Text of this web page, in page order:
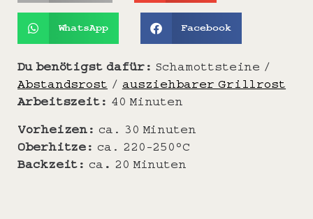
WhatsApp Facebook
Du benötigst dafür: Schamottsteine /
Abstandsrost / ausziehbarer Grillrost
Arbeitszeit: 40 Minuten
Vorheizen: ca. 30 Minuten
Oberhitze: ca. 220-250°C
Backzeit: ca . 20 Minuten